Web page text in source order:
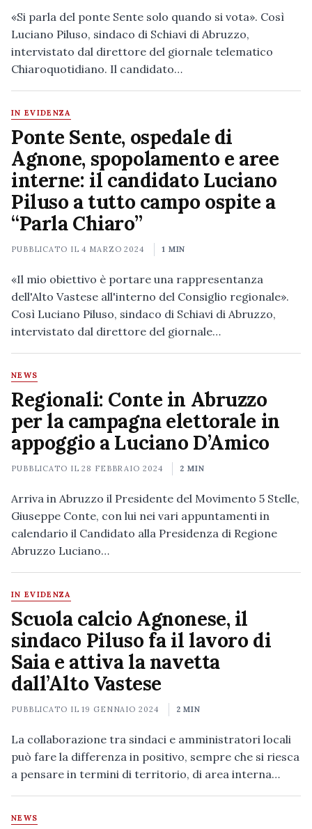
«Si parla del ponte Sente solo quando si vota». Così
Luciano Piluso, sindaco di Schiavi di Abruzzo,
intervistato dal direttore del giornale telematico
Chiaroquotidiano. Il candidato…
IN EVIDENZA
Ponte Sente, ospedale di
Agnone, spopolamento e aree
interne: il candidato Luciano
Piluso a tutto campo ospite a
“Parla Chiaro”
PUBBLICATO IL4 MARZO 2024 1 MIN
«Il mio obiettivo è portare una rappresentanza
dell'Alto Vastese all'interno del Consiglio regionale».
Così Luciano Piluso, sindaco di Schiavi di Abruzzo,
intervistato dal direttore del giornale…
NEWS
Regionali: Conte in Abruzzo
per la campagna elettorale in
appoggio a Luciano D’Amico
PUBBLICATO IL28 FEBBRAIO 2024 2 MIN
Arriva in Abruzzo il Presidente del Movimento 5 Stelle,
Giuseppe Conte, con lui nei vari appuntamenti in
calendario il Candidato alla Presidenza di Regione
Abruzzo Luciano…
IN EVIDENZA
Scuola calcio Agnonese, il
sindaco Piluso fa il lavoro di
Saia e attiva la navetta
dall’Alto Vastese
PUBBLICATO IL19 GENNAIO 2024 2 MIN
La collaborazione tra sindaci e amministratori locali
può fare la differenza in positivo, sempre che si riesca
a pensare in termini di territorio, di area interna…
NEWS